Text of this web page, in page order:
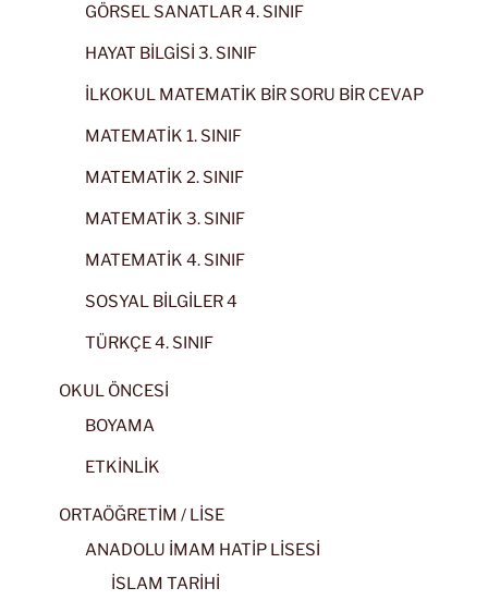
GÖRSEL SANATLAR 4. SINIF
HAYAT BİLGİSİ 3. SINIF
İLKOKUL MATEMATİK BİR SORU BİR CEVAP
MATEMATİK 1. SINIF
MATEMATİK 2. SINIF
MATEMATİK 3. SINIF
MATEMATİK 4. SINIF
SOSYAL BİLGİLER 4
TÜRKÇE 4. SINIF
OKUL ÖNCESİ
BOYAMA
ETKİNLİK
ORTAÖĞRETİM / LİSE
ANADOLU İMAM HATİP LİSESİ
İSLAM TARİHİ